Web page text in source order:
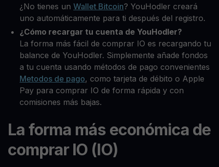
¿No tienes un Wallet Bitcoin? YouHodler creará
uno automáticamente para ti después del registro.
¿Cómo recargar tu cuenta de YouHodler?
La forma más fácil de comprar IO es recargando tu
balance de YouHodler. Simplemente añade fondos
a tu cuenta usando métodos de pago convenientes
Metodos de pago, como tarjeta de débito o Apple
Pay para comprar IO de forma rápida y con
comisiones más bajas.
La forma más económica de
comprar IO (IO)